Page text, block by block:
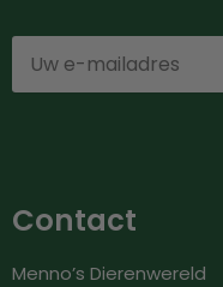
Contact
Menno’s Dierenwereld